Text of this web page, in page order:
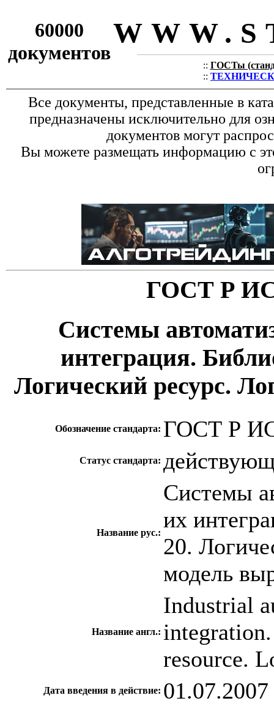
60000
документов
:: ГОСТы
::
Все документы, представленные в
предназначены исключительно для
документов могут
Вы можете размещать информацию с
ГОСТ Р
Системы
интеграция.
Логический ресурс.
Обозначение стандарта: ГОСТ Р
Статус стандарта:
Название рус.:
Системы
их
20.
модель
Название англ.:
Industrial
resource.
Дата введения в действие: 01.07.2007